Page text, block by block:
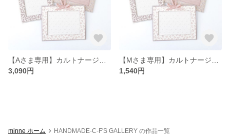
3,090円
1,540円
minne ホーム HANDMADE-C-F'S GALLERY の作品一覧